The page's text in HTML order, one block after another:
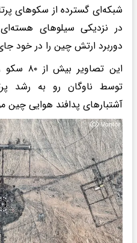
شبکه‌ای گسترده از سکوهای
در نزدیکی سیلوهای
دوربرد ارتش چین را در خود
این
توسط ناوگان رو به رشد
آشتبارهای پدافند هوایی چین